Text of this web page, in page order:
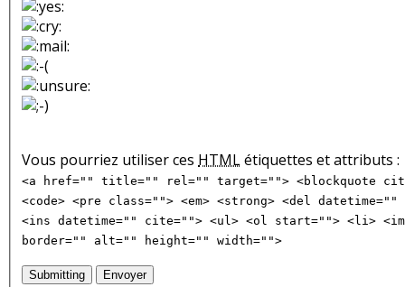
Vous pourriez utiliser ces HTMLétiquettes et attributs :
<a href="" title="" rel="" target=""> <blockquote
<code> <pre class=""> <em> <strong> <del
<ins datetime="" cite=""> <ul> <ol start=""> <li>
border="" alt="" height="" width="">
Submitting Envoyer